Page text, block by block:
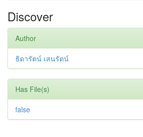
Discover
Author
ธิดารัตน์ เสนรัตน์
Has File(s)
false